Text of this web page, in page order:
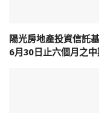
陽光房地產投資信託
6月30日止六個月之